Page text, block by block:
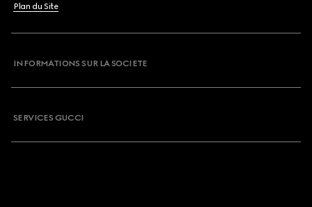
Plan du Site
INFORMATIONS SUR LA SOCIETE
SERVICES GUCCI